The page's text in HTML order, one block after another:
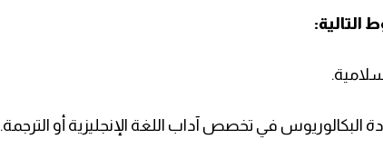
التالية:
في تخصص آداب اللغة الإنجليزية أو الترجمة.